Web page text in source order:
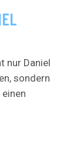
nur Daniel
sondern